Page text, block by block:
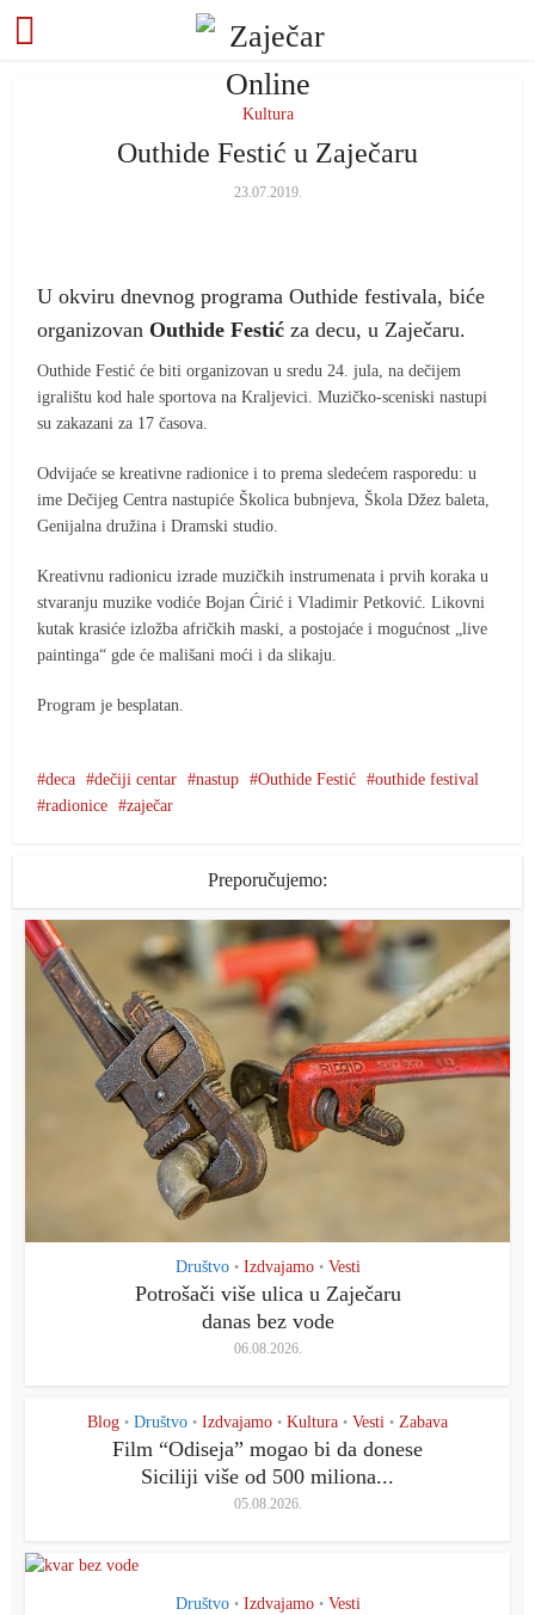
Kultura
Outhide Festić u Zaječaru
23.07.2019.
U okviru dnevnog programa Outhide festivala, biće
organizovan Outhide Festić za decu, u Zaječaru.
Outhide Festić će biti organizovan u sredu 24. jula, na dečijem
igralištu kod hale sportova na Kraljevici. Muzičko-sceniski nastupi
su zakazani za 17 časova.
Odvijaće se kreativne radionice i to prema sledećem rasporedu: u
ime Dečijeg Centra nastupiće Školica bubnjeva, Škola Džez baleta,
Genijalna družina i Dramski studio.
Kreativnu radionicu izrade muzičkih instrumenata i prvih koraka u
stvaranju muzike vodiće Bojan Ćirić i Vladimir Petković. Likovni
kutak krasiće izložba afričkih maski, a postojaće i mogućnost „live
paintinga“ gde će mališani moći i da slikaju.
Program je besplatan.
deca dečiji centar nastup Outhide Festić
outhide festival
radionice
zaječar
Preporučujemo:
Društvo • Izdvajamo • Vesti
Potrošači više ulica u Zaječaru
danas bez vode
06.08.2026.
Blog • Društvo • Izdvajamo • Kultura • Vesti • Zabava
Film “Odiseja” mogao bi da donese
Siciliji više od 500 miliona...
05.08.2026.
Društvo • Izdvajamo • Vesti